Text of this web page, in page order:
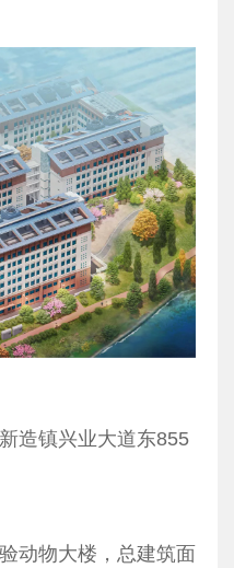
镇兴业大道东855
物大楼，总建筑面